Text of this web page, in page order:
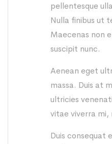
pellentesque
Nulla finibus ut
Maecenas non
suscipit nunc.
Aenean eget
massa. Duis at
ultricies
vitae viverra
Duis consequat